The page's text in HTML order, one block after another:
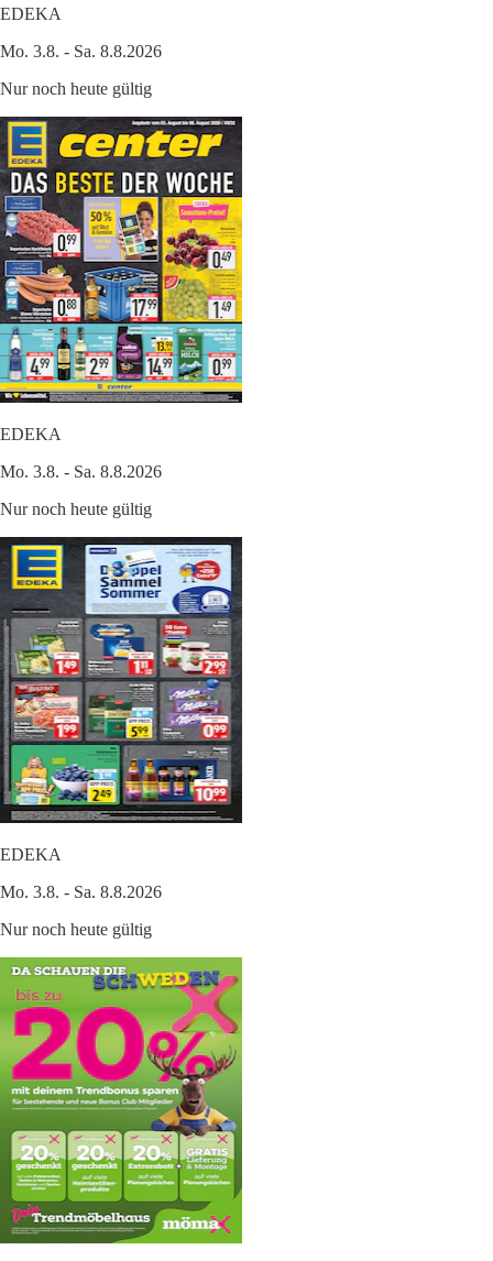
EDEKA
Mo. 3.8. - Sa. 8.8.2026
Nur noch heute gültig
EDEKA
Mo. 3.8. - Sa. 8.8.2026
Nur noch heute gültig
EDEKA
Mo. 3.8. - Sa. 8.8.2026
Nur noch heute gültig